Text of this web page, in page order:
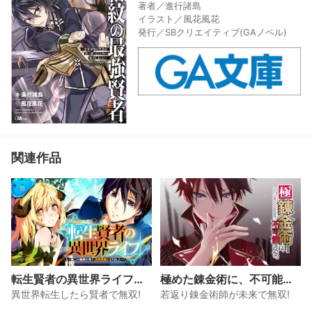
著者／進行諸島
イラスト／風花風花
発行／SBクリエイティブ(GAノベル)
関連作品
転生賢者の異世界ライフ～
第二の職業を得て、世界最
強になりました～
異世界転生したら賢者で無双!
極めた錬金術に、不可能は
ない。 ～万能スキルで異世
若返り錬金術師が未来で無双!